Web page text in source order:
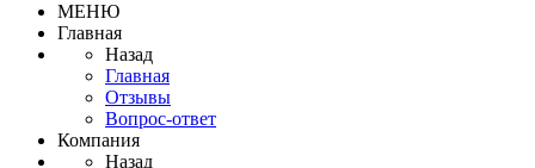
МЕНЮ
Главная
Назад
Главная
Отзывы
Вопрос-ответ
Компания
Назад